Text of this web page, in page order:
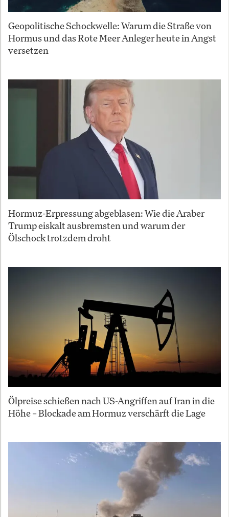
Geopolitische Schockwelle: Warum die Straße von
Hormus und das Rote Meer Anleger heute in Angst
versetzen
Hormuz-Erpressung abgeblasen: Wie die Araber
Trump eiskalt ausbremsten und warum der
Ölschock trotzdem droht
Ölpreise schießen nach US-Angriffen auf Iran in die
Höhe – Blockade am Hormuz verschärft die Lage